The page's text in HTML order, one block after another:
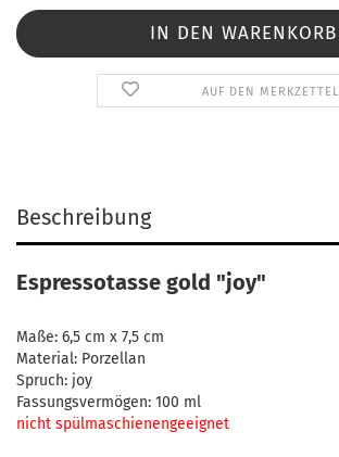
AUF DEN MERKZETTEL
Beschreibung
Espressotasse gold "joy"
Maße: 6,5 cm x 7,5 cm
Material: Porzellan
Spruch: joy
Fassungsvermögen: 100 ml
nicht spülmaschienengeeignet